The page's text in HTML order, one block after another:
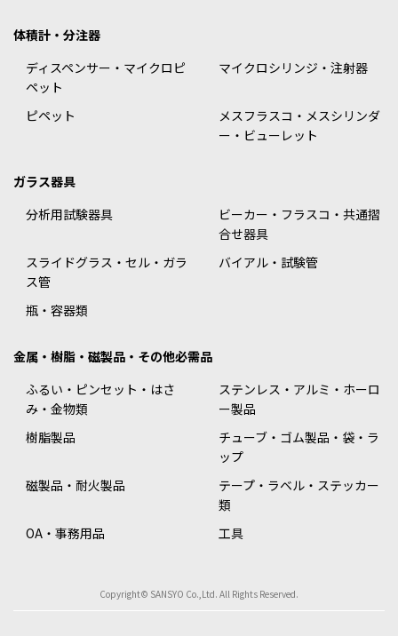
体積計・分注器
ディスペンサー・マイクロピ
ペット
マイクロシリンジ・注射器
ピペット
メスフラスコ・メスシリンダ
ー・ビューレット
ガラス器具
分析用試験器具
ビーカー・フラスコ・共通摺
合せ器具
スライドグラス・セル・ガラ
ス管
バイアル・試験管
瓶・容器類
金属・樹脂・磁製品・その他必需品
ふるい・ピンセット・はさ
み・金物類
ステンレス・アルミ・ホーロ
ー製品
樹脂製品
チューブ・ゴム製品・袋・ラ
ップ
磁製品・耐火製品
テープ・ラベル・ステッカー
類
OA・事務用品
工具
Copyright© SANSYO Co.,Ltd. All Rights Reserved.